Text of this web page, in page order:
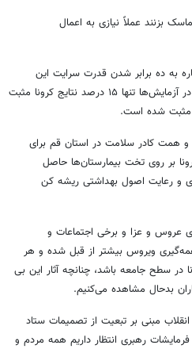
از مردم ماسک بزنند عملاً نیازی به اعمال
به ده برابر شدن قدرت سرایت این
ویروس گفت: ما تا پیش از پیک دوم در آزمایش‌ها تنها ۱۵ درصد نتایج کرونا مثبت
همت کادر سلامت در استان قم برای
بر روی تخت بیمارستان‌ها حاصل
و رعایت اصول بهداشتی ریشه کن
عروس و عزا و برخی اجتماعات و
ویروس بیشتر از قبل شده و هر
در سطح جامعه باشد، چنانچه آثار این بی
بدحال مشاهده می‌کنیم.
مبنی بر تبعیت از تصمیمات ستاد
رهبری انتظار داریم همه مردم و